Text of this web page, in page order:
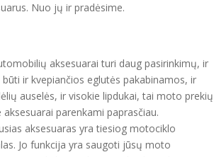
Nuo jų ir pradėsime.
aksesuarai turi daug pasirinkimų, ir
ir kvepiančios eglutės pakabinamos, ir
auselės, ir visokie lipdukai, tai moto prekių
aksesuarai parenkami paprasčiau.
aksesuaras yra tiesiog motociklo
Jo funkcija yra saugoti jūsų moto